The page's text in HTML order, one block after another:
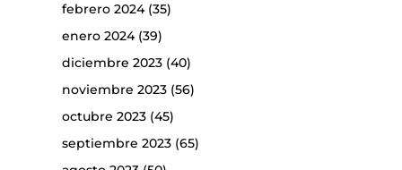
febrero 2024(35)
enero 2024(39)
diciembre 2023(40)
noviembre 2023(56)
octubre 2023(45)
septiembre 2023(65)